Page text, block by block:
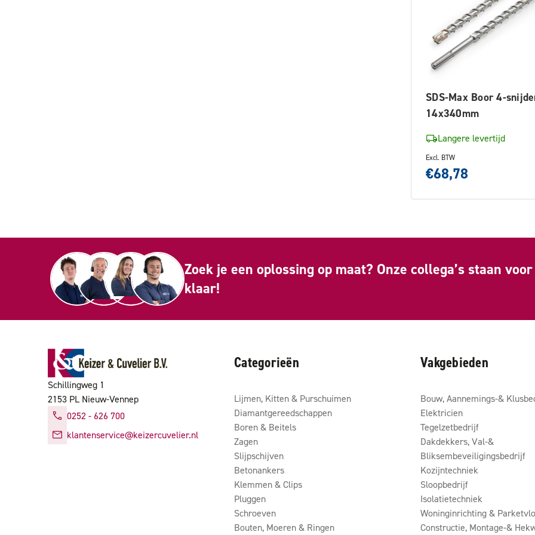
SDS-Max Boor 4-
14x340mm
Langere levertijd
Excl. BTW
€68,78
Zoek je een oplossing op maat? Onze collega’s staan
klaar!
Schillingweg 1
2153 PL Nieuw-Vennep
0252 - 626 700
klantenservice@keizercuvelier.nl
Categorieën
Lijmen, Kitten & Purschuimen
Diamantgereedschappen
Boren & Beitels
Zagen
Slijpschijven
Betonankers
Klemmen & Clips
Pluggen
Schroeven
Bouten, Moeren & Ringen
Vakgebieden
Bouw, Aannemings-&
Elektricien
Tegelzetbedrijf
Dakdekkers, Val-&
Bliksembeveiligingsbedrijf
Kozijntechniek
Sloopbedrijf
Isolatietechniek
Woninginrichting &
Constructie, Montage-&